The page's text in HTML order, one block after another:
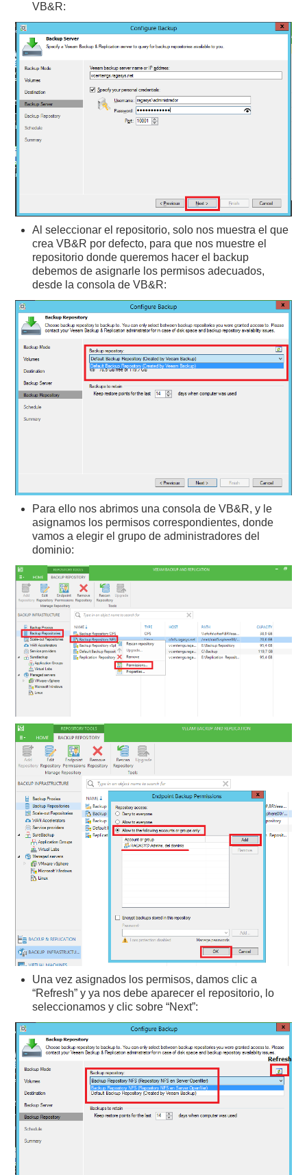
VB&R:
Al seleccionar el repositorio, solo nos muestra el que
crea VB&R por defecto, para que nos muestre el
repositorio donde queremos hacer el backup
debemos de asignarle los permisos adecuados,
desde la consola de VB&R:
Para ello nos abrimos una consola de VB&R, y le
asignamos los permisos correspondientes, donde
vamos a elegir el grupo de administradores del
dominio:
Una vez asignados los permisos, damos clic a
“Refresh” y ya nos debe aparecer el repositorio, lo
seleccionamos y clic sobre “Next”: